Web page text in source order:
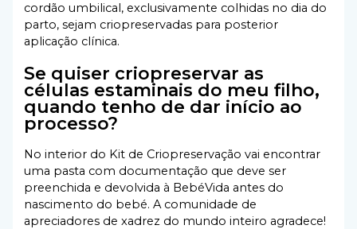
cordão umbilical, exclusivamente colhidas no dia do
parto, sejam criopreservadas para posterior
aplicação clínica.
Se quiser criopreservar as
células estaminais do meu filho,
quando tenho de dar início ao
processo?
No interior do Kit de Criopreservação vai encontrar
uma pasta com documentação que deve ser
preenchida e devolvida à BebéVida antes do
nascimento do bebé. A comunidade de
apreciadores de xadrez do mundo inteiro agradece!